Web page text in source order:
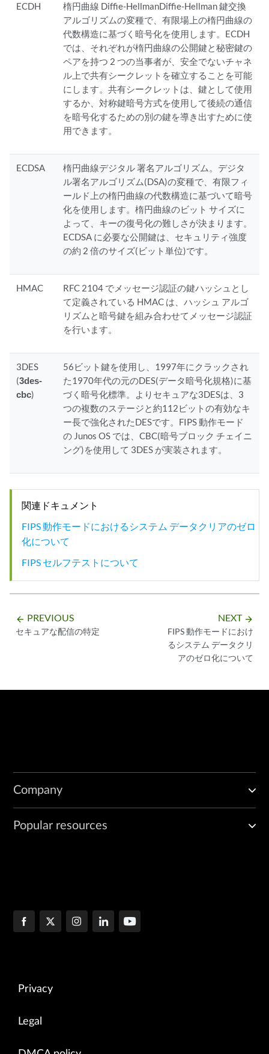
ECDH
楕円曲線 Diffie-HellmanDiffie-Hellman 鍵交換
アルゴリズムの変種で、有限場上の楕円曲線の
代数構造に基づく暗号化を使用します。ECDH
では、それぞれが楕円曲線の公開鍵と秘密鍵の
ペアを持つ 2 つの当事者が、安全でないチャネ
ル上で共有シークレットを確立することを可能
にします。共有シークレットは、鍵として使用
するか、対称鍵暗号方式を使用して後続の通信
を暗号化するための別の鍵を導き出すために使
用できます。
ECDSA
楕円曲線デジタル 署名アルゴリズム。デジタ
ル署名アルゴリズム(DSA)の変種で、有限フィ
ールド上の楕円曲線の代数構造に基づいて暗号
化を使用します。楕円曲線のビット サイズに
よって、キーの復号化の難しさが決まります。
ECDSA に必要な公開鍵は、セキュリティ強度
の約 2 倍のサイズ(ビット単位)です。
HMAC
RFC 2104 でメッセージ認証の鍵ハッシュとし
て定義されている HMAC は、ハッシュ アルゴ
リズムと暗号鍵を組み合わせてメッセージ認証
を行います。
3DES
(3des-
cbc)
56ビット鍵を使用し、1997年にクラックされ
た1970年代の元のDES(データ暗号化規格)に基
づく暗号化標準。よりセキュアな3DESは、3
つの複数のステージと約112ビットの有効なキ
ー長で強化されたDESです。FIPS 動作モード
の Junos OS では、CBC(暗号ブロック チェイニ
ング)を使用して 3DES が実装されます。
関連ドキュメント
FIPS 動作モードにおけるシステム データクリアのゼロ
化について
FIPS セルフテストについて
arrow_backward PREVIOUS
セキュアな配信の特定
NEXT arrow_forward
FIPS 動作モードにおけ
るシステム データクリ
アのゼロ化について
Company
Popular resources
Privacy
Legal